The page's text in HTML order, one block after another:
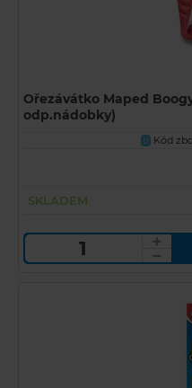
Ořezávátko Maped
odp.nádobky)
U Kód
SKLADEM